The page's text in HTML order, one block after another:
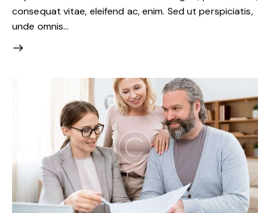
consequat vitae, eleifend ac, enim. Sed ut perspiciatis,
unde omnis…